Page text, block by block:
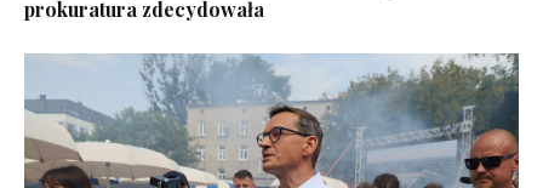
prokuratura zdecydowała